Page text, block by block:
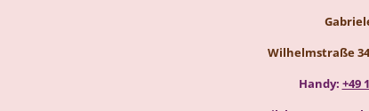
Wilhelmstraße
Handy: +49